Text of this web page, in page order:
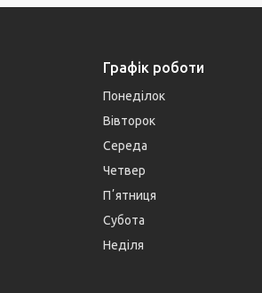
Графік роботи
Понеділок
Вівторок
Середа
Четвер
Пʼятниця
Субота
Неділя